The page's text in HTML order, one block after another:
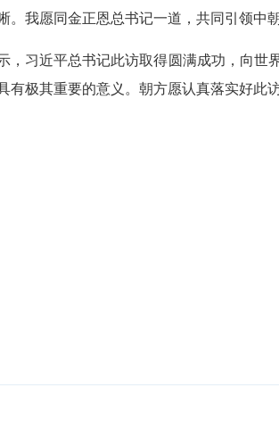
。我愿同金正恩总书记一道，共同引领中
，习近平总书记此访取得圆满成功，向世
有极其重要的意义。朝方愿认真落实好此